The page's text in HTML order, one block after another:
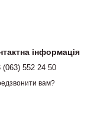
інформація
(063) 552 24 50
вам?